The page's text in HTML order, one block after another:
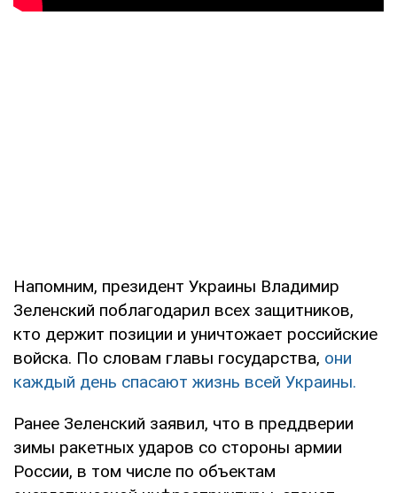
Напомним, президент Украины Владимир
Зеленский поблагодарил всех защитников,
кто держит позиции и уничтожает российские
войска. По словам главы государства, они
каждый день спасают жизнь всей Украины.
Ранее Зеленский заявил, что в преддверии
зимы ракетных ударов со стороны армии
России, в том числе по объектам